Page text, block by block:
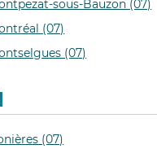
sous-Bauzon (07)
(07)
(07)
(07)